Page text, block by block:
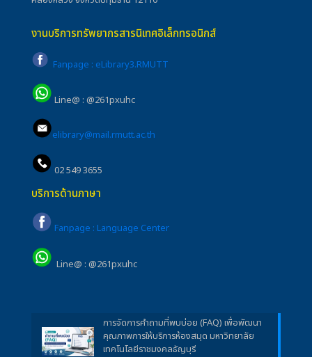
งานบริการทรัพยากรสารนิเทศอิเล็กทรอนิกส์
Fanpage : eLibrary3.RMUTT
Line@ : @261pxuhc
elibrary@mail.rmutt.ac.th
02 549 3655
บริการด้านภาษา
Fanpage : Language Center
Line@ : @261pxuhc
การจัดการคำถามที่พบบ่อย (FAQ) เพื่อพัฒนา
คุณภาพการให้บริการห้องสมุด มหาวิทยาลัย
เทคโนโลยีราชมงคลธัญบุรี